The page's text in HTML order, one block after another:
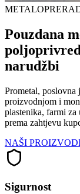
Pouzdana
narudžbi
Prometal, poslovna
proizvodnjom i
plastenika, farmi
prema zahtjevu
NAŠI
Sigurnost